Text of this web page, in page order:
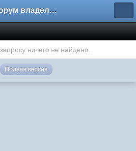
Форум владельцев интернет-магазинов
ничего не найдено.
Полная версия